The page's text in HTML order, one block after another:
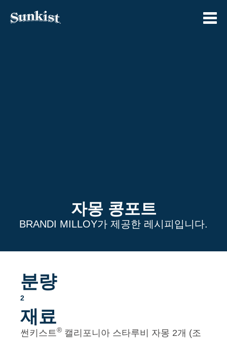
자몽 콩포트
BRANDI MILLOY가 제공한 레시피입니다.
분량
2
재료
썬키스트® 캘리포니아 스타루비 자몽 2개 (조